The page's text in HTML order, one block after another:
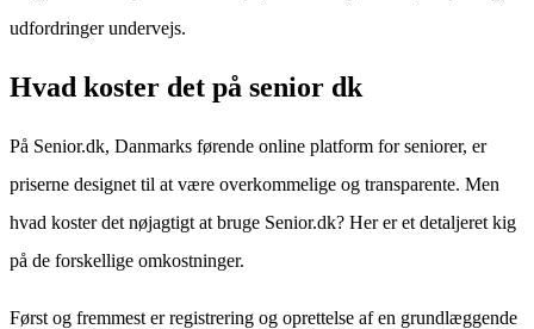
udfordringer undervejs.
Hvad koster det på senior dk
På Senior.dk, Danmarks førende online platform for seniorer, er
priserne designet til at være overkommelige og transparente. Men
hvad koster det nøjagtigt at bruge Senior.dk? Her er et detaljeret kig
på de forskellige omkostninger.
Først og fremmest er registrering og oprettelse af en grundlæggende